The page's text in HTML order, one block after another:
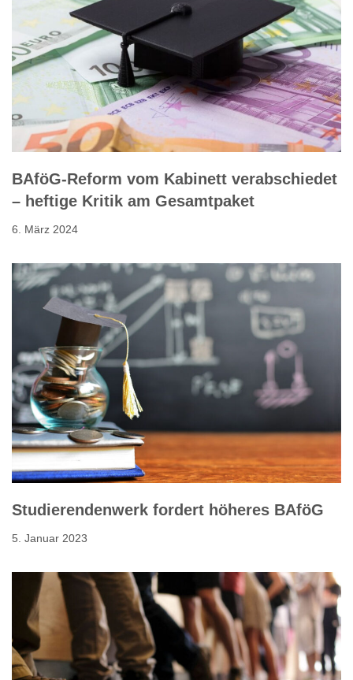
BAföG-Reform vom Kabinett verabschiedet
– heftige Kritik am Gesamtpaket
6. März 2024
Studierendenwerk fordert höheres BAföG
5. Januar 2023